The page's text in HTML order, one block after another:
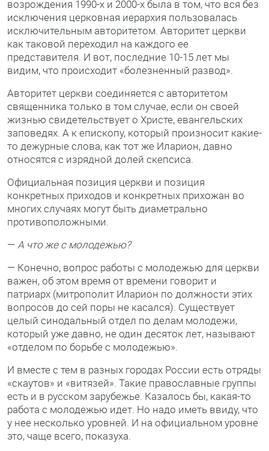
возрождения 1990-х и 2000-х была в том, что вся без
исключения церковная иерархия пользовалась
исключительным авторитетом. Авторитет церкви
как таковой переходил на каждого ее
представителя. И вот, последние 10-15 лет мы
видим, что происходит «болезненный развод».
Авторитет церкви соединяется с авторитетом
священника только в том случае, если он своей
жизнью свидетельствует о Христе, евангельских
заповедях. А к епископу, который произносит какие-
то дежурные слова, как тот же Иларион, давно
относятся с изрядной долей скепсиса.
Официальная позиция церкви и позиция
конкретных приходов и конкретных прихожан во
многих случаях могут быть диаметрально
противоположными.
—А что же с молодежью?
— Конечно, вопрос работы с молодежью для церкви
важен, об этом время от времени говорит и
патриарх (митрополит Иларион по должности этих
вопросов до сей поры не касался). Существует
целый синодальный отдел по делам молодежи,
который уже давно, не один десяток лет, называют
«отделом по борьбе с молодежью».
И вместе с тем в разных городах России есть отряды
«скаутов» и «витязей». Такие православные группы
есть и в русском зарубежье. Казалось бы, какая-то
работа с молодежью идет. Но надо иметь ввиду, что
у нее несколько уровней. И на официальном уровне
это, чаще всего, показуха.